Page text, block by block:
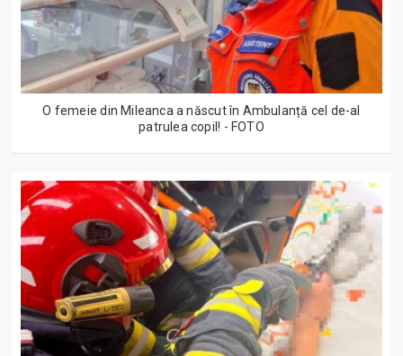
O femeie din Mileanca a născut în Ambulanță cel de-al
patrulea copil! - FOTO